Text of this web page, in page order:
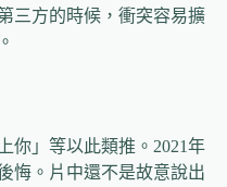
三方的時候，衝突容易擴
你」等以此類推。2021年
悔。片中還不是故意說出